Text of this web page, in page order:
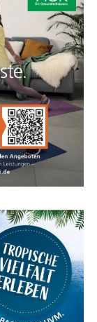
bie­tet
Schul­tern,